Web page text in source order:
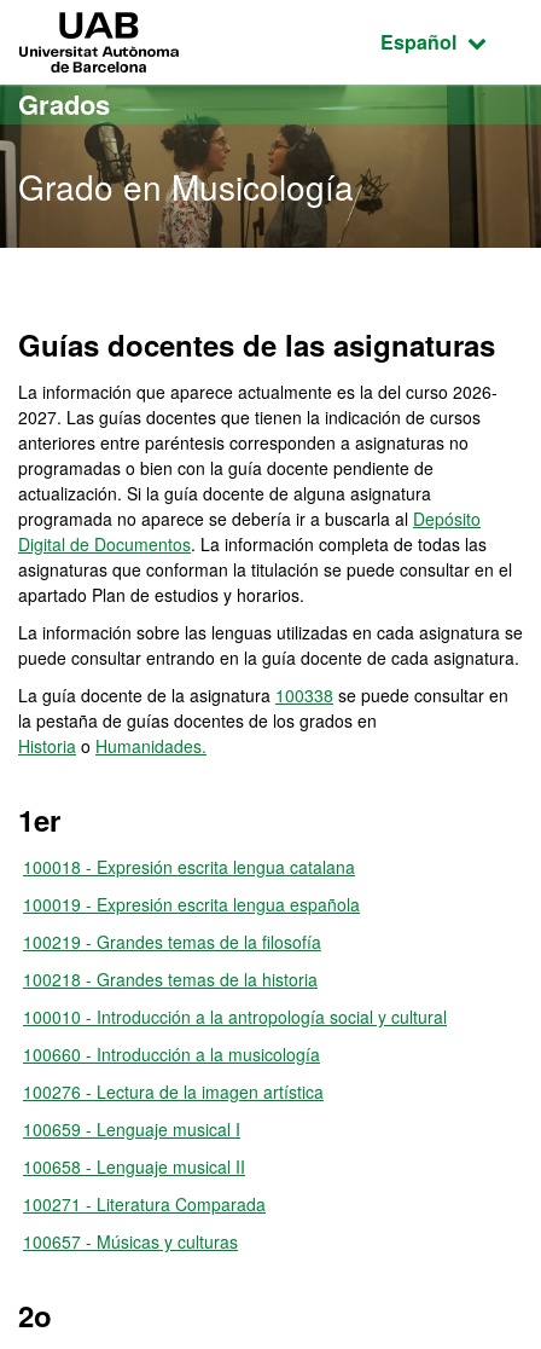
Acceso al contenido principal
Acceso a la navegación de la página
Idioma
Español
Grados
Grado en Musicología
Guías docentes de las asignaturas
La información que aparece actualmente es la del curso 2026-
2027. Las guías docentes que tienen la indicación de cursos
anteriores entre paréntesis corresponden a asignaturas no
programadas o bien con la guía docente pendiente de
actualización. Si la guía docente de alguna asignatura
programada no aparece se debería ir a buscarla al Depósito
Digital de Documentos. La información completa de todas las
asignaturas que conforman la titulación se puede consultar en el
apartado Plan de estudios y horarios.
La información sobre las lenguas utilizadas en cada asignatura se
puede consultar entrando en la guía docente de cada asignatura.
La guía docente de la asignatura 100338 se puede consultar en
la pestaña de guías docentes de los grados en
Historia o Humanidades.
1er
100018 - Expresión escrita lengua catalana
100019 - Expresión escrita lengua española
100219 - Grandes temas de la filosofía
100218 - Grandes temas de la historia
100010 - Introducción a la antropología social y cultural
100660 - Introducción a la musicología
100276 - Lectura de la imagen artística
100659 - Lenguaje musical I
100658 - Lenguaje musical II
100271 - Literatura Comparada
100657 - Músicas y culturas
2o